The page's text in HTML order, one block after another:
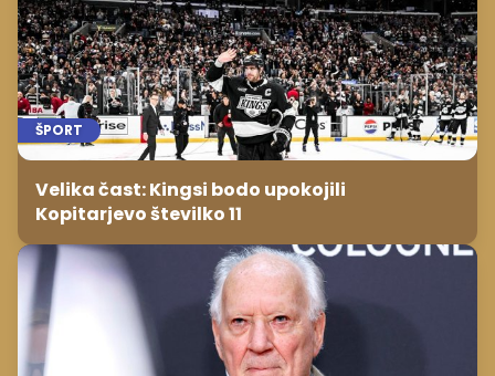
ŠPORT
Velika čast: Kingsi bodo upokojili
Kopitarjevo številko 11